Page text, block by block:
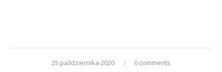
25 października 2020 0 comments